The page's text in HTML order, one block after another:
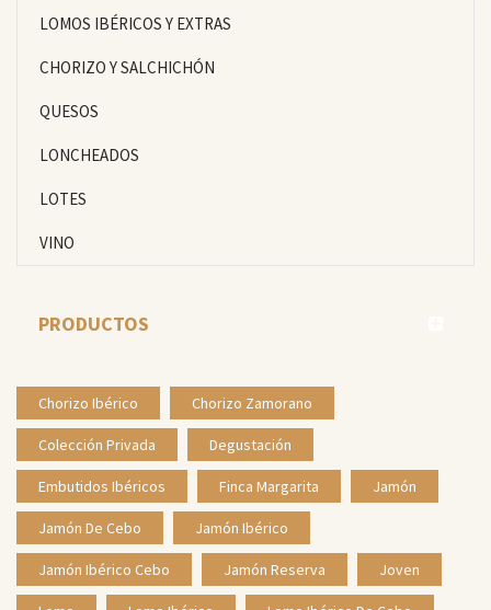
LOMOS IBÉRICOS Y EXTRAS
CHORIZO Y SALCHICHÓN
QUESOS
LONCHEADOS
LOTES
VINO
PRODUCTOS
Chorizo Ibérico Chorizo Zamorano
Colección Privada Degustación
Embutidos Ibéricos Finca Margarita Jamón
Jamón De Cebo Jamón Ibérico
Jamón Ibérico Cebo Jamón Reserva Joven